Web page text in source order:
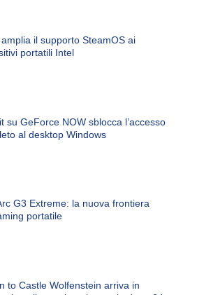
amplia il supporto SteamOS ai
portatili Intel
su GeForce NOW sblocca l’accesso
al desktop Windows
G3 Extreme: la nuova frontiera
portatile
to Castle Wolfenstein arriva in